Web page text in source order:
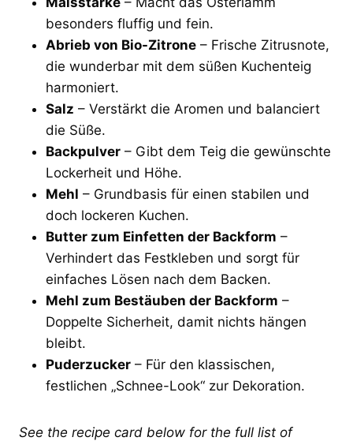
besonders fluffig und fein.
Abrieb von Bio-Zitrone – Frische Zitrusnote,
die wunderbar mit dem süßen Kuchenteig
harmoniert.
Salz – Verstärkt die Aromen und balanciert
die Süße.
Backpulver – Gibt dem Teig die gewünschte
Lockerheit und Höhe.
Mehl – Grundbasis für einen stabilen und
doch lockeren Kuchen.
Butter zum Einfetten der Backform –
Verhindert das Festkleben und sorgt für
einfaches Lösen nach dem Backen.
Mehl zum Bestäuben der Backform –
Doppelte Sicherheit, damit nichts hängen
bleibt.
Puderzucker – Für den klassischen,
festlichen „Schnee-Look“ zur Dekoration.
See the recipe card below for the full list of